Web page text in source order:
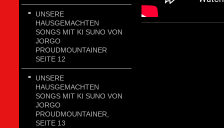
UNSERE
HAUSGEMACHTEN
SONGS MIT KI SUNO VON
JORGO
PROUDMOUNTAINER
SEITE 12
UNSERE
HAUSGEMACHTEN
SONGS MIT KI SUNO VON
JORGO
PROUDMOUNTAINER,
SEITE 13